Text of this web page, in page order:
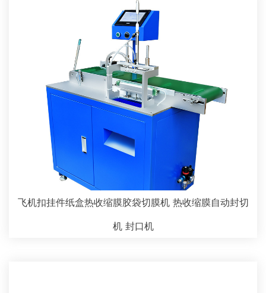
飞机扣挂件纸盒热收缩膜胶袋切膜机 热收缩膜自动封切
机 封口机